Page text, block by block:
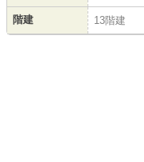
階建 13階建